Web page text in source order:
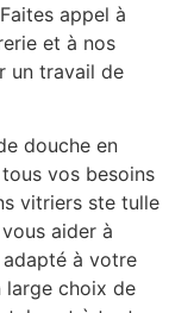
appel à
et à nos
un travail de
douche en
vos besoins
vitriers ste tulle
aider à
à votre
large choix de